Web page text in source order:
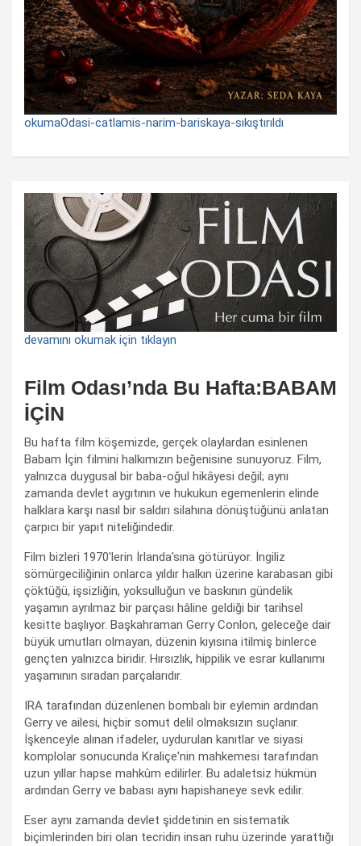
okumaOdasi-catlamis-narim-bariskaya-sıkıştırıldı
devamını okumak için tıklayın
Film Odası’nda Bu Hafta:BABAM
İÇİN
Bu hafta film köşemizde, gerçek olaylardan esinlenen
Babam İçin filmini halkımızın beğenisine sunuyoruz. Film,
yalnızca duygusal bir baba-oğul hikâyesi değil; aynı
zamanda devlet aygıtının ve hukukun egemenlerin elinde
halklara karşı nasıl bir saldırı silahına dönüştüğünü anlatan
çarpıcı bir yapıt niteliğindedir.
Film bizleri 1970'lerin İrlanda'sına götürüyor. İngiliz
sömürgeciliğinin onlarca yıldır halkın üzerine karabasan gibi
çöktüğü, işsizliğin, yoksulluğun ve baskının gündelik
yaşamın ayrılmaz bir parçası hâline geldiği bir tarihsel
kesitte başlıyor. Başkahraman Gerry Conlon, geleceğe dair
büyük umutları olmayan, düzenin kıyısına itilmiş binlerce
gençten yalnızca biridir. Hırsızlık, hippilik ve esrar kullanımı
yaşamının sıradan parçalarıdır.
IRA tarafından düzenlenen bombalı bir eylemin ardından
Gerry ve ailesi, hiçbir somut delil olmaksızın suçlanır.
İşkenceyle alınan ifadeler, uydurulan kanıtlar ve siyasi
komplolar sonucunda Kraliçe'nin mahkemesi tarafından
uzun yıllar hapse mahkûm edilirler. Bu adaletsiz hükmün
ardından Gerry ve babası aynı hapishaneye sevk edilir.
Eser aynı zamanda devlet şiddetinin en sistematik
biçimlerinden biri olan tecridin insan ruhu üzerinde yarattığı